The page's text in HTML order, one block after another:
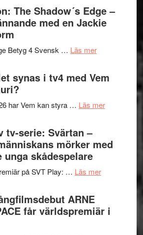
Pöntinen
avslutar
in
till
och
The Shadow´s Edge –
med en Jackie
Betyg 4 Svensk … Läs merom
Shadow
Edge
och
en
i
synas i tv4 med Vem
har Vem kan styra … Läs merom
valet
synas
kan
tv-serie: Svärtan –
mörker med
unga skådespelare
på SVT Play: … Läs merom
tv-
serie:
ARNE
får världspremiär i